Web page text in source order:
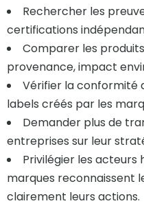
Rechercher les
certifications
Comparer les
provenance, impact
Vérifier la conformité
labels créés par les
Demander plus de
entreprises sur leur
Privilégier les acteurs
marques reconnaissent
clairement leurs actions.